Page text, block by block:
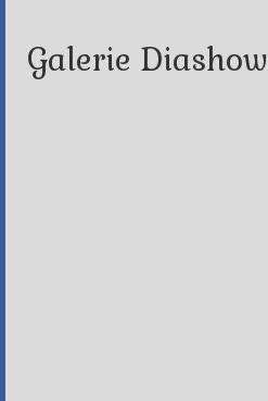
Galerie Diashow